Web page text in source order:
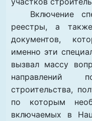
Включение
реестры, а
документов,
именно эти
вызвал массу
направлений
строительства,
по которым
включаемых в